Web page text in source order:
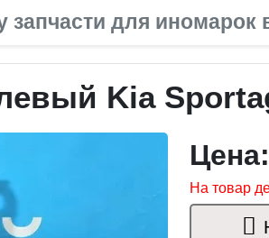
запчасти для иномарок
Kia
Цена:
На товар